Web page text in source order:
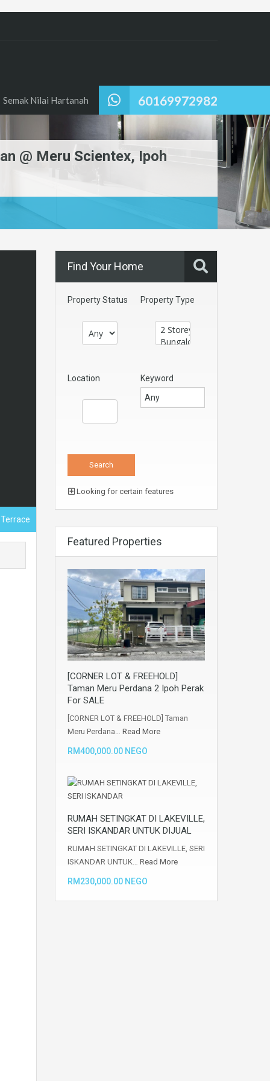
60169972982
Semak Nilai Hartanah
@ Meru Scientex, Ipoh
Find Your Home
Property Status Property Type
Location Keyword
Looking for certain features
Featured Properties
[CORNER LOT & FREEHOLD]
Taman Meru Perdana 2 Ipoh Perak
For SALE
[CORNER LOT & FREEHOLD] Taman
Meru Perdana… Read More
RM400,000.00 NEGO
RUMAH SETINGKAT DI LAKEVILLE,
SERI ISKANDAR UNTUK DIJUAL
RUMAH SETINGKAT DI LAKEVILLE, SERI
ISKANDAR UNTUK… Read More
RM230,000.00 NEGO